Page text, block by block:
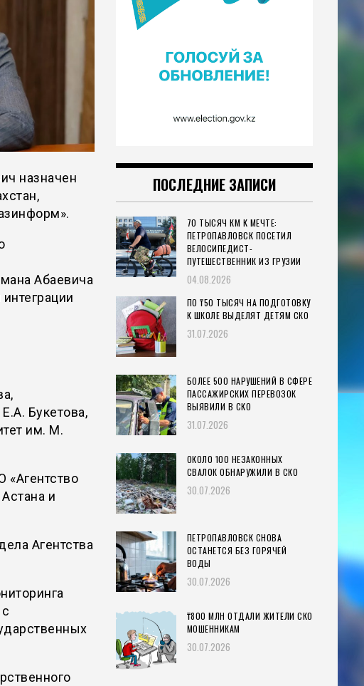
назначен
Абаевича
Букетова,
им. М.
«Агентство
и
Агентства
ПОСЛЕДНИЕ ЗАПИСИ
70 ТЫСЯЧ КМ К МЕЧТЕ:
ПЕТРОПАВЛОВСК ПОСЕТИЛ
ВЕЛОСИПЕДИСТ-
ПУТЕШЕСТВЕННИК ИЗ ГРУЗИИ
04.08.2026
ПО ₸50 ТЫСЯЧ НА ПОДГОТОВКУ
К ШКОЛЕ ВЫДЕЛЯТ ДЕТЯМ СКО
31.07.2026
БОЛЕЕ 500 НАРУШЕНИЙ В СФЕРЕ
ПАССАЖИРСКИХ ПЕРЕВОЗОК
ВЫЯВИЛИ В СКО
31.07.2026
ОКОЛО 100 НЕЗАКОННЫХ
СВАЛОК ОБНАРУЖИЛИ В СКО
30.07.2026
ПЕТРОПАВЛОВСК СНОВА
ОСТАНЕТСЯ БЕЗ ГОРЯЧЕЙ
ВОДЫ
30.07.2026
₸800 МЛН ОТДАЛИ ЖИТЕЛИ СКО
МОШЕННИКАМ
30.07.2026